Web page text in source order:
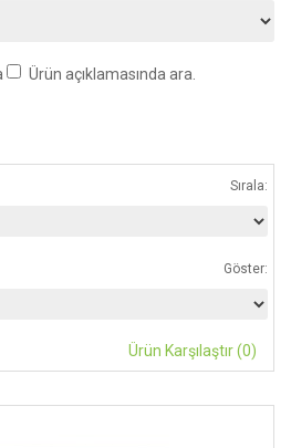
Ürün açıklamasında ara.
Sırala:
Göster:
Ürün Karşılaştır (0)